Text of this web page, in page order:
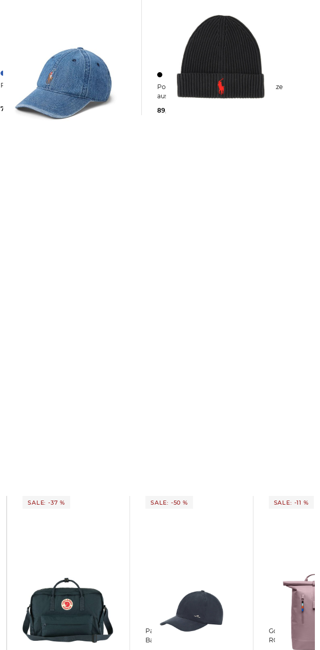
Polo Ralph Lauren | Herren Jeans-Cap
79,95 € 85,00 €
Polo Ralph Lauren | Herren Strickmütze
aus Baumwolle BEANIE
89,99 €
SALE: -37 %
FJÄLLRÄVEN | Reisetasche
KANKEN WEEKENDER
SALE: -50 %
Paul & Shark | Herren
Baseballmütze X-SOFT
SALE: -11 %
GotBag | Rucksack
ROLLTOP LITE